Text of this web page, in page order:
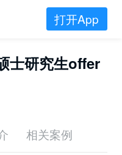
打开App
士研究生offer
相关案例